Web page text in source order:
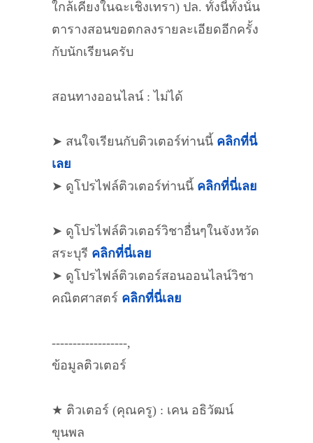
ใกล้เคียงในฉะเชิงเทรา) ปล. ทั้งนี้ทั้งนั้น
ตารางสอนขอตกลงรายละเอียดอีกครั้ง
กับนักเรียนครับ
สอนทางออนไลน์ : ไม่ได้
➤ สนใจเรียนกับติวเตอร์ท่านนี้ คลิกที่นี่
เลย
➤ ดูโปรไฟล์ติวเตอร์ท่านนี้ คลิกที่นี่เลย
➤ ดูโปรไฟล์ติวเตอร์วิชาอื่นๆในจังหวัด
สระบุรี คลิกที่นี่เลย
➤ ดูโปรไฟล์ติวเตอร์สอนออนไลน์วิชา
คณิตศาสตร์ คลิกที่นี่เลย
------------------,
ข้อมูลติวเตอร์
★ ติวเตอร์ (คุณครู) : เคน อธิวัฒน์
ขุนพล